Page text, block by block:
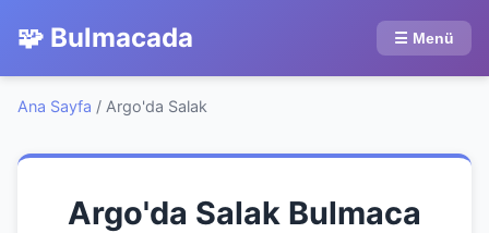
🧩 Bulmacada ☰ Menü
Ana Sayfa / Argo'da Salak
Argo'da Salak Bulmaca